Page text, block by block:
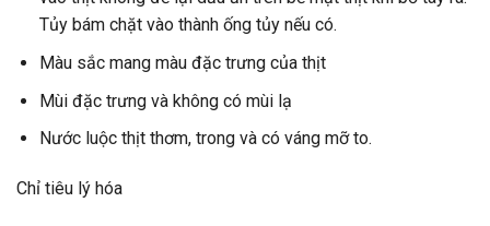
Tủy bám chặt vào thành ống tủy nếu có.
Màu sắc mang màu đặc trưng của thịt
Mùi đặc trưng và không có mùi lạ
Nước luộc thịt thơm, trong và có váng mỡ to.
Chỉ tiêu lý hóa